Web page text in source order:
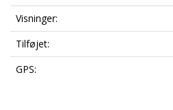
Visninger:
Tilføjet:
GPS: